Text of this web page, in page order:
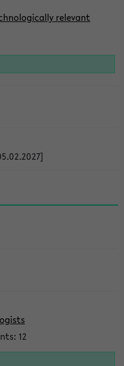
relevant
12